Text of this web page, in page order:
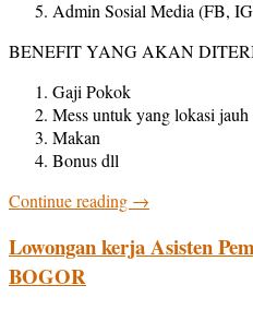
Admin Sosial Media (FB,
BENEFIT YANG AKAN
Gaji Pokok
Mess untuk yang lokasi jauh
Makan
Bonus dll
Continue reading →
Lowongan kerja Asisten
BOGOR